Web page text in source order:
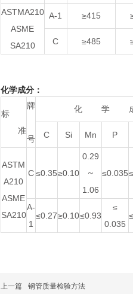
ASTMA210
ASME
SA210
A-1 ≥415
C ≥485
化学成分：
标
准
牌
号
化 学
C Si Mn P
ASTM
A210
ASME
SA210
C≤0.35≥0.10
0.29
～
1.06
≤0.035
A-
1
≤0.27≥0.10≤0.93
≤
0.035
上一篇 钢管质量检验方法